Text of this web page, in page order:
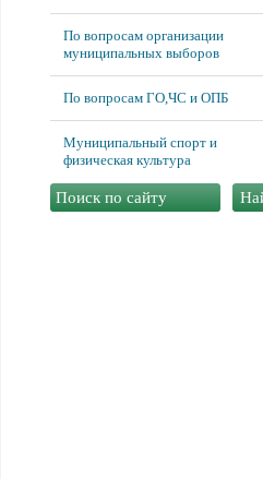
По вопросам организации
муниципальных выборов
По вопросам ГО,ЧС и ОПБ
Муниципальный спорт и
физическая культура